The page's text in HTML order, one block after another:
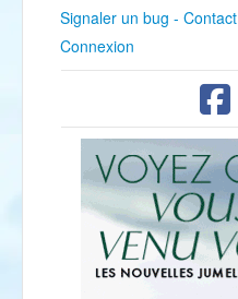
Signaler un bug - Contact
Connexion